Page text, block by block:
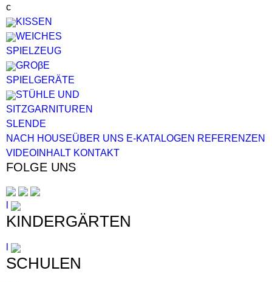
c
KISSEN
WEICHES
SPIELZEUG
GROβE
SPIELGERÄTE
STÜHLE UND
SITZGARNITUREN
SLEN DE
NACH HOUSEÜBER UNS E-KATALOGEN REFERENZEN
VIDEOINHALT KONTAKT
FOLGE UNS
KINDERGÄRTEN
SCHULEN